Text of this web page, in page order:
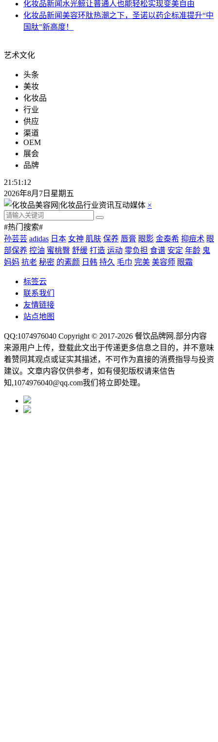
化妆品新闻水光鲸让普通人也能轻松实现变美自由
化妆品新闻美容环肽热潮之下，圣诺以药企标准提升“中
国肽”新高度！
艺术文化
头条
美妆
化妆品
行业
供应
渠道
OEM
展会
品牌
21:51:14
2026年8月7日星期五
×
#热门搜索#
孙芸芸 adidas 日本 女神 肌肤 保养 唇膏 眼影 金泰希 抑痘术 眼
部保养 控油 蜜桃臀 舒缓 打造 运动 零负担 食谱 安定 年龄 鬼
妈妈 抗老 秘密 的素颜 日韩 持久 毛巾 完美 美容师 眼霜
标签云
联系我们
友情链接
站点地图
QQ:1074976040 Copyright © 2017-2026 餐饮品牌网 .部分内容
来源用户上传，登载此文出于传递更多信息之目的，并不意味
着赞同其观点或证实其描述，不可作为直接的消费指导与投资
建议。文章内容仅供参考，如有侵犯版权请来信告
知,1074976040@qq.com我们将立即处理。